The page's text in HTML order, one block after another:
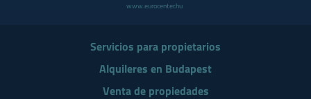
www.eurocenter.hu
Servicios para propietarios
Alquileres en Budapest
Venta de propiedades